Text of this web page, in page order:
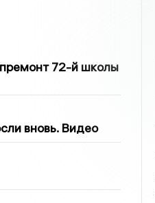
72-й школы
вновь. Видео